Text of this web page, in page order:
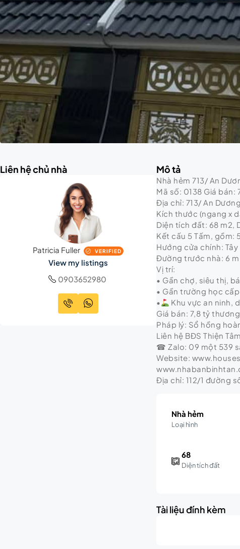
Liên hệ chủ nhà
Patricia Fuller VERIFIED
View my listings
0903652980
Mô tả
Nhà hẻm 713/ An
Mã số: 0138 Giá bán:
Địa chỉ: 713/ An
Kích thước (ngang x
Diện tích đất: 68 m2,
Kết cấu 5 Tấm, gồm:
Hướng cửa chính: Tây
Đường trước nhà: 6 m
Vị trí:
• Gần chợ, siêu thị,
• Gần trường học
•
Khu vực an ninh,
Giá bán: 7,8 tỷ
Pháp lý: Sổ hồng
Liên hệ BĐS Thiện
☎ Zalo: 09 một 539
Website:
Địa chỉ: 112/1 đường
Nhà hẻm
Loại hình
68
Diện tích đất
Tài liệu đính kèm